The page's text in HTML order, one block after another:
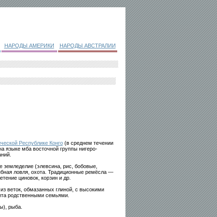
НАРОДЫ АМЕРИКИ НАРОДЫ АВСТРАЛИИ
Республике Конго(в среднем течении
языке мба восточной группы нигеро-
(элевсина, рис, бобовые,
ловля, охота. Традиционные ремёсла —
циновок, корзин и др.
веток, обмазанных глиной, с высокими
родственными семьями.
рыба.